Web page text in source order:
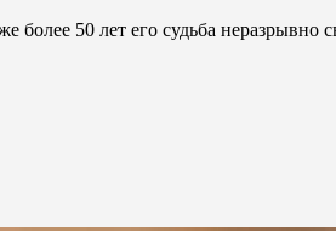
50 лет его судьба неразрывно